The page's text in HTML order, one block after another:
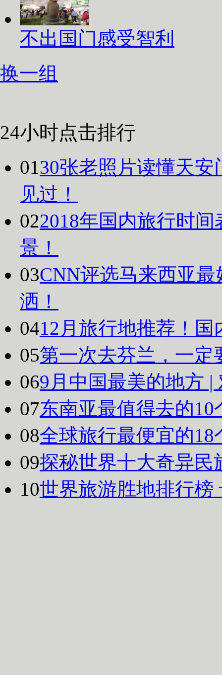
不出国门感受智利
换一组
24小时点击排行
0130张老照片读懂天
见过！
022018年国内旅行时
景！
03CNN评选马来西亚
洒！
0412月旅行地推荐！
05第一次去芬兰，一定
069月中国最美的地方
07东南亚最值得去的
08全球旅行最便宜的
09探秘世界十大奇异民
10世界旅游胜地排行榜